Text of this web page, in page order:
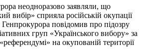
неодноразово заявляли, що
вибір» сприяла російській окупації
Генпрокурора повідомив про підозру
груп «Українського вибору» за
на окупованій території